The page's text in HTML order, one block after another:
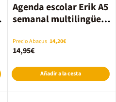
Agenda escolar Erik A5
semanal multilingüe
Potter
Precio Abacus 14,20€
14,95€
Añadir a la cesta